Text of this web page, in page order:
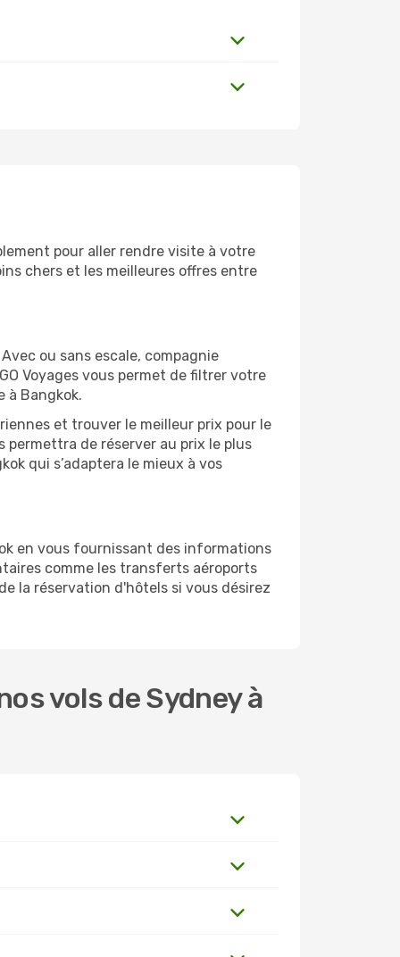
pour aller rendre visite à votre
chers et les meilleures offres entre
ou sans escale, compagnie
Voyages vous permet de filtrer votre
à Bangkok.
et trouver le meilleur prix pour le
de réserver au prix le plus
qui s’adaptera le mieux à vos
en vous fournissant des informations
comme les transferts aéroports
la réservation d'hôtels si vous désirez
vols de Sydney à